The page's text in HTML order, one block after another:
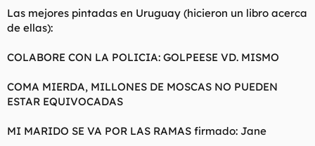
Las mejores pintadas en Uruguay (hicieron un libro acerca
de ellas):
COLABORE CON LA POLICIA: GOLPEESE VD. MISMO
COMA MIERDA, MILLONES DE MOSCAS NO PUEDEN
ESTAR EQUIVOCADAS
MI MARIDO SE VA POR LAS RAMAS firmado: Jane